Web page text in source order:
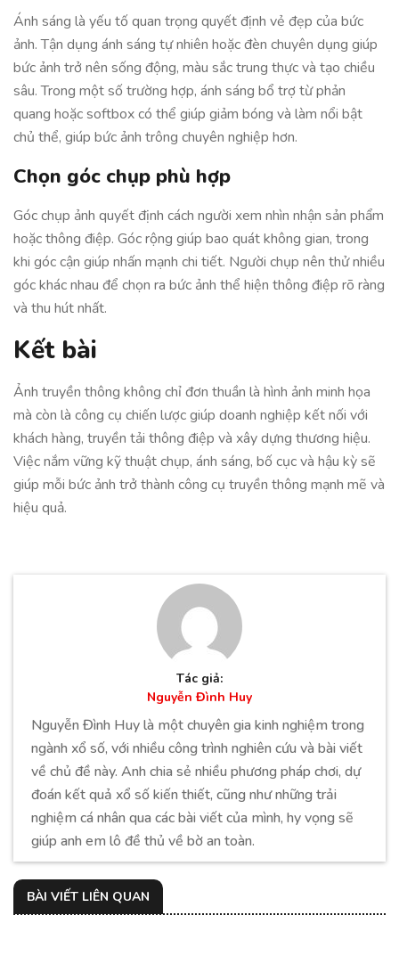
Ánh sáng là yếu tố quan trọng quyết định vẻ đẹp của bức
ảnh. Tận dụng ánh sáng tự nhiên hoặc đèn chuyên dụng giúp
bức ảnh trở nên sống động, màu sắc trung thực và tạo chiều
sâu. Trong một số trường hợp, ánh sáng bổ trợ từ phản
quang hoặc softbox có thể giúp giảm bóng và làm nổi bật
chủ thể, giúp bức ảnh trông chuyên nghiệp hơn.
Chọn góc chụp phù hợp
Góc chụp ảnh quyết định cách người xem nhìn nhận sản phẩm
hoặc thông điệp. Góc rộng giúp bao quát không gian, trong
khi góc cận giúp nhấn mạnh chi tiết. Người chụp nên thử nhiều
góc khác nhau để chọn ra bức ảnh thể hiện thông điệp rõ ràng
và thu hút nhất.
Kết bài
Ảnh truyền thông không chỉ đơn thuần là hình ảnh minh họa
mà còn là công cụ chiến lược giúp doanh nghiệp kết nối với
khách hàng, truyền tải thông điệp và xây dựng thương hiệu.
Việc nắm vững kỹ thuật chụp, ánh sáng, bố cục và hậu kỳ sẽ
giúp mỗi bức ảnh trở thành công cụ truyền thông mạnh mẽ và
hiệu quả.
Tác giả:
Nguyễn Đình Huy
Nguyễn Đình Huy là một chuyên gia kinh nghiệm trong
ngành xổ số, với nhiều công trình nghiên cứu và bài viết
về chủ đề này. Anh chia sẻ nhiều phương pháp chơi, dự
đoán kết quả xổ số kiến thiết, cũng như những trải
nghiệm cá nhân qua các bài viết của mình, hy vọng sẽ
giúp anh em lô đề thủ về bờ an toàn.
BÀI VIẾT LIÊN QUAN